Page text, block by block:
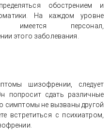
обострением и
На каждом уровне
имеется персонал,
этого заболевания.
шизофрении, следует
попросит сдать различные
симптомы не вызваны другой
встретиться с психиатром,